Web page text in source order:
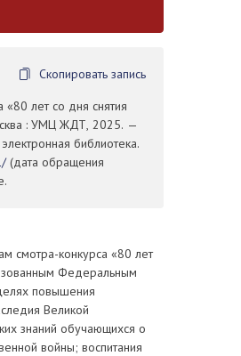
Скопировать запись
лет со дня снятия
: УМЦ ЖДТ, 2025. —
библиотека.
(дата обращения
смотра-конкурса «80 лет
Федеральным
повышения
Великой
знаний обучающихся о
войны; воспитания